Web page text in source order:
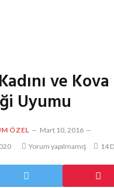
ve Kova
Uyumu
ÖZEL
Mart 10, 2016
Yorum yapılmamış 14